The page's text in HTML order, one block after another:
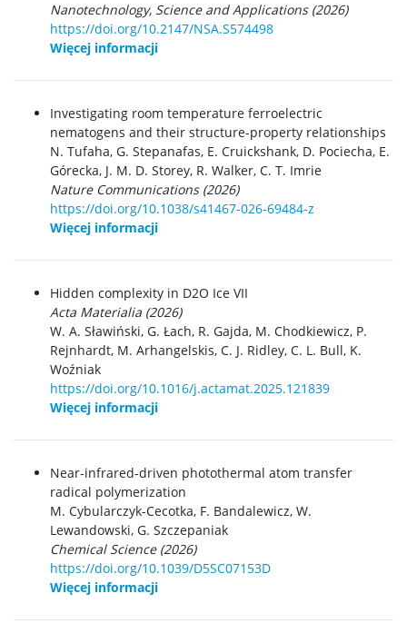
Nanotechnology, Science and Applications (2026)
https://doi.org/10.2147/NSA.S574498
Więcej informacji
Investigating room temperature ferroelectric
nematogens and their structure-property relationships
N. Tufaha, G. Stepanafas, E. Cruickshank, D. Pociecha, E.
Górecka, J. M. D. Storey, R. Walker, C. T. Imrie
Nature Communications (2026)
https://doi.org/10.1038/s41467-026-69484-z
Więcej informacji
Hidden complexity in D2O Ice VII
Acta Materialia (2026)
W. A. Sławiński, G. Łach, R. Gajda, M. Chodkiewicz, P.
Rejnhardt, M. Arhangelskis, C. J. Ridley, C. L. Bull, K.
Woźniak
https://doi.org/10.1016/j.actamat.2025.121839
Więcej informacji
Near-infrared-driven photothermal atom transfer
radical polymerization
M. Cybularczyk-Cecotka, F. Bandalewicz, W.
Lewandowski, G. Szczepaniak
Chemical Science (2026)
https://doi.org/10.1039/D5SC07153D
Więcej informacji